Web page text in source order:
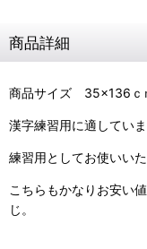
商品詳細
商品サイズ 35×136ｃ
漢字練習用に適していま
練習用としてお使いい
こちらもかなりお安い
じ。